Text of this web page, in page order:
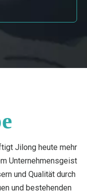
Jilong heute mehr
Unternehmensgeist
und Qualität durch
und bestehenden